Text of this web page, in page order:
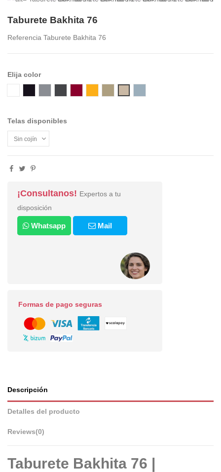
Taburete Bakhita 76
Referencia Taburete Bakhita 76
Elija color
Telas disponibles
¡Consultanos! Expertos a tu
disposición
Whatsapp Mail
Formas de pago seguras
Descripción
Detalles del producto
Reviews(0)
Taburete Bakhita 76 |